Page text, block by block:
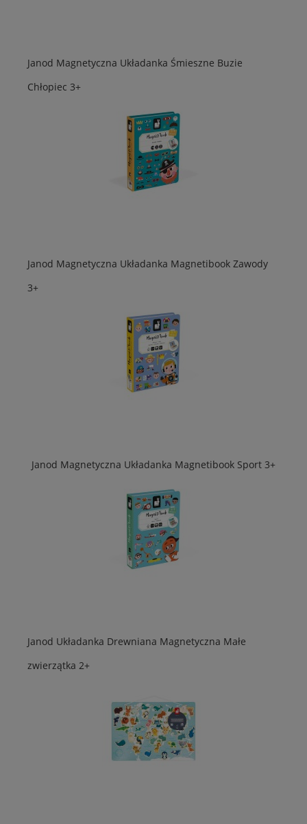
Janod Magnetyczna Układanka Śmieszne Buzie
Chłopiec 3+
Janod Magnetyczna Układanka Magnetibook Zawody
3+
Janod Magnetyczna Układanka Magnetibook Sport 3+
Janod Układanka Drewniana Magnetyczna Małe
zwierzątka 2+